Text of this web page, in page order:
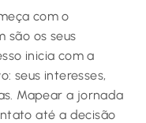
com o
são os seus
inicia com a
seus interesses,
Mapear a jornada
até a decisão